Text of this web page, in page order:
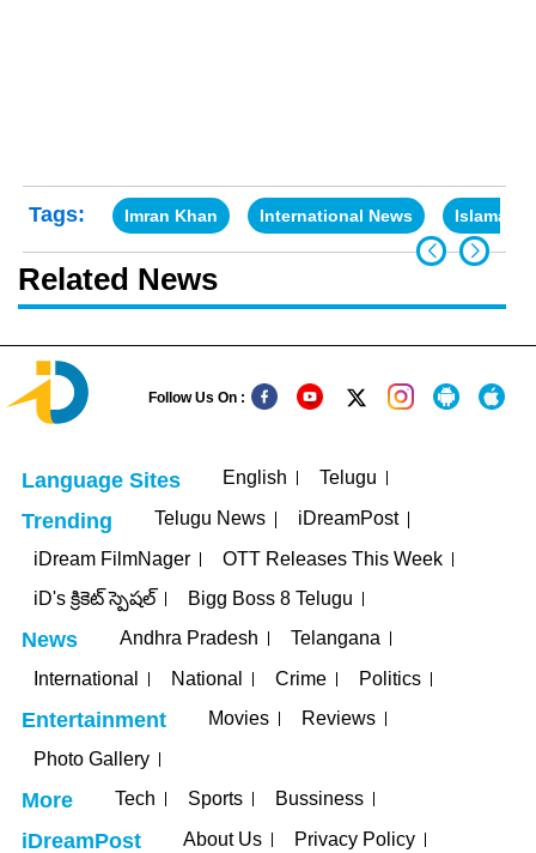
Tags: Imran Khan International News
Related News
Follow Us On :
Language Sites English Telugu
Trending Telugu News
iDreamPost
iDream FilmNager
OTT Releases This Week
iD's క్రికెట్ స్పెషల్
Bigg Boss 8 Telugu
News Andhra Pradesh
Telangana
International
National Crime Politics
Entertainment Movies
Reviews
Photo Gallery
More Tech Sports Bussiness
iDreamPost About Us Privacy Policy